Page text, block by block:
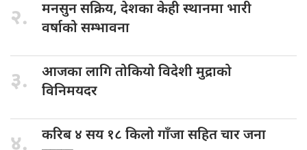
२. मनसुन सक्रिय, देशका केही स्थानमा भारी
वर्षाको सम्भावना
३. आजका लागितोकियो विदेशी मुद्राको
विनिमयदर
करिब ४ सय १८ किलो गाँजा सहित चार जना